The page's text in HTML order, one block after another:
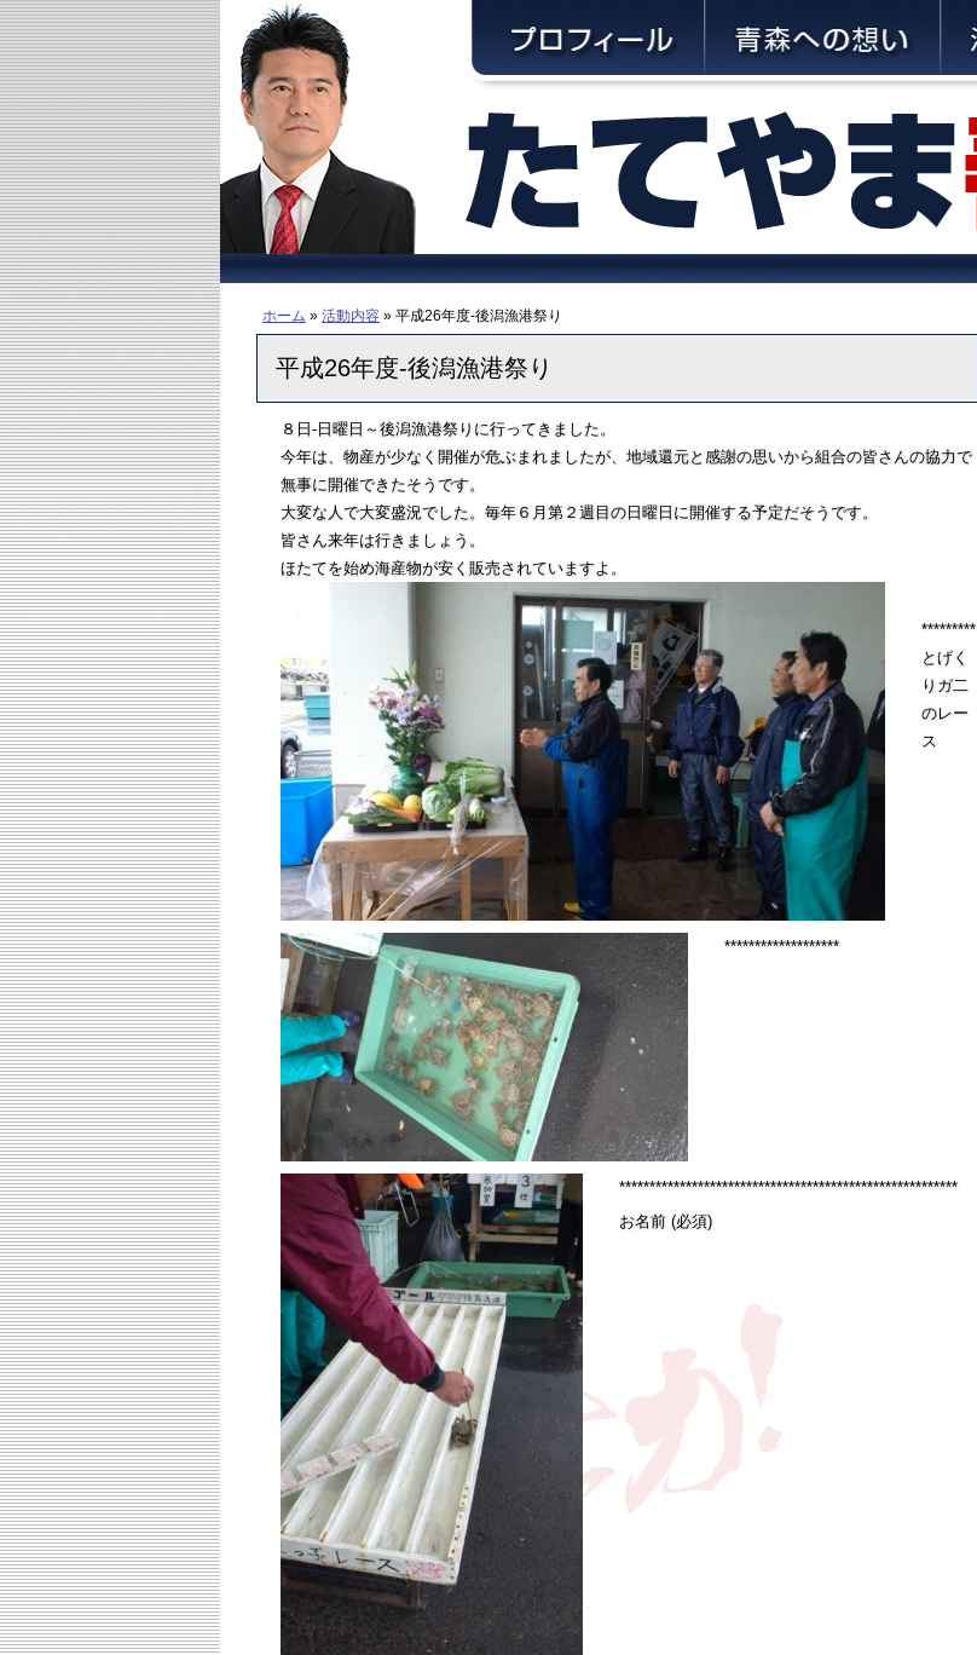
ホーム » 活動内容 » 平成26年度-後潟漁港祭り
平成26年度-後潟漁港祭り
８日-日曜日～後潟漁港祭りに行ってきました。
今年は、物産が少なく開催が危ぶまれましたが、地域還元と感謝の思いから組合の皆さんの協力で
無事に開催できたそうです。
大変な人で大変盛況でした。毎年６月第２週目の日曜日に開催する予定だそうです。
皆さん来年は行きましょう。
ほたてを始め海産物が安く販売されていますよ。
*********
とげく
りガ二
のレー
ス
*******************
********************************************************
お名前 (必須)